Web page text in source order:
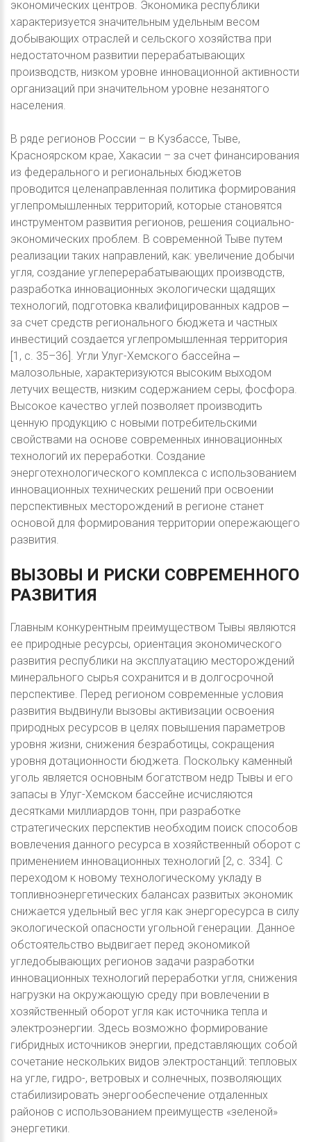
экономических центров. Экономика республики
характеризуется значительным удельным весом
добывающих отраслей и сельского хозяйства при
недостаточном развитии перерабатывающих
производств, низком уровне инновационной активности
организаций при значительном уровне незанятого
населения.
В ряде регионов России – в Кузбассе, Тыве,
Красноярском крае, Хакасии – за счет финансирования
из федерального и региональных бюджетов
проводится целенаправленная политика формирования
углепромышленных территорий, которые становятся
инструментом развития регионов, решения социально-
экономических проблем. В современной Тыве путем
реализации таких направлений, как: увеличение добычи
угля, создание углеперерабатывающих производств,
разработка инновационных экологически щадящих
технологий, подготовка квалифицированных кадров ‒
за счет средств регионального бюджета и частных
инвестиций создается углепромышленная территория
[1, c. 35–36]. Угли Улуг-Хемского бассейна ‒
малозольные, характеризуются высоким выходом
летучих веществ, низким содержанием серы, фосфора.
Высокое качество углей позволяет производить
ценную продукцию с новыми потребительскими
свойствами на основе современных инновационных
технологий их переработки. Создание
энерготехнологического комплекса с использованием
инновационных технических решений при освоении
перспективных месторождений в регионе станет
основой для формирования территории опережающего
развития.
ВЫЗОВЫ И РИСКИ СОВРЕМЕННОГО
РАЗВИТИЯ
Главным конкурентным преимуществом Тывы являются
ее природные ресурсы, ориентация экономического
развития республики на эксплуатацию месторождений
минерального сырья сохранится и в долгосрочной
перспективе. Перед регионом современные условия
развития выдвинули вызовы активизации освоения
природных ресурсов в целях повышения параметров
уровня жизни, снижения безработицы, сокращения
уровня дотационности бюджета. Поскольку каменный
уголь является основным богатством недр Тывы и его
запасы в Улуг-Хемском бассейне исчисляются
десятками миллиардов тонн, при разработке
стратегических перспектив необходим поиск способов
вовлечения данного ресурса в хозяйственный оборот с
применением инновационных технологий [2, c. 334]. С
переходом к новому технологическому укладу в
топливноэнергетических балансах развитых экономик
снижается удельный вес угля как энергоресурса в силу
экологической опасности угольной генерации. Данное
обстоятельство выдвигает перед экономикой
угледобывающих регионов задачи разработки
инновационных технологий переработки угля, снижения
нагрузки на окружающую среду при вовлечении в
хозяйственный оборот угля как источника тепла и
электроэнергии. Здесь возможно формирование
гибридных источников энергии, представляющих собой
сочетание нескольких видов электростанций: тепловых
на угле, гидро-, ветровых и солнечных, позволяющих
стабилизировать энергообеспечение отдаленных
районов с использованием преимуществ «зеленой»
энергетики.